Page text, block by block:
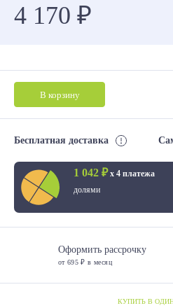
4 170 ₽
В корзину
Бесплатная доставка
1 042 ₽х 4 платежа
долями
Оформить рассрочку
от 695 ₽ в месяц
КУПИТЬ В